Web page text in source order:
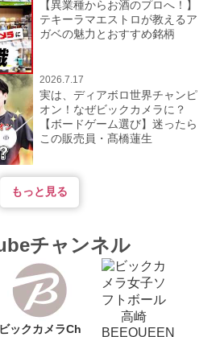
【異業種からお酒のプロへ！】
テキーラマエストロが教えるア
ガベの魅力とおすすめ銘柄
2026.7.17
実は、ディアボロ世界チャンピ
オン！なぜビックカメラに？
【ボードゲーム選び】迷ったら
この販売員・髙橋蓮生
もっと見る
チャンネル
ビックカメラCh